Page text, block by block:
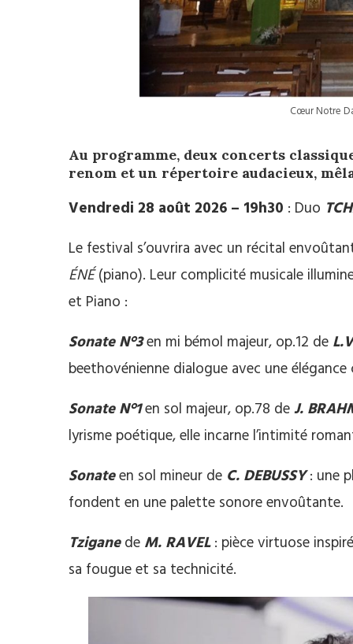
Cœur Notre
Au programme, deux concerts
renom et un répertoire audacieux,
Vendredi 28 août 2026 – 19h30 : Duo
Le festival s’ouvrira avec un récital
ÉNÉ(piano). Leur complicité musicale
et Piano :
Sonate N°3en mi bémol majeur, op.12 de
beethovénienne dialogue avec une élégance
Sonate N°1en sol majeur, op.78 deJ.
lyrisme poétique, elle incarne l’intimité
Sonateen sol mineur de C. DEBUSSY: une
fondent en une palette sonore envoûtante.
Tziganede M. RAVEL: pièce virtuose
sa fougue et sa technicité.